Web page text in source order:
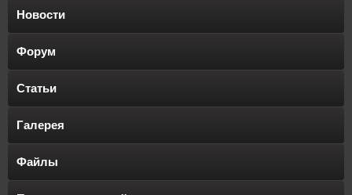
Новости
Форум
Статьи
Галерея
Файлы